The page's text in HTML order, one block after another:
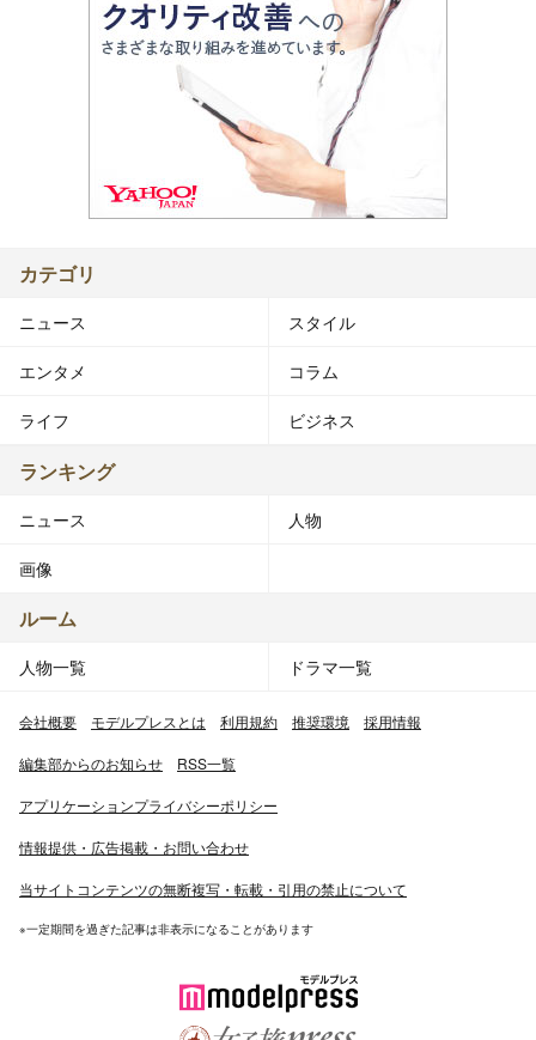
カテゴリ
ニュース スタイル
エンタメ コラム
ライフ ビジネス
ランキング
ニュース 人物
画像
ルーム
人物一覧 ドラマ一覧
会社概要 モデルプレスとは 利用規約 推奨環境 採用情報
編集部からのお知らせ RSS一覧
アプリケーションプライバシーポリシー
情報提供・広告掲載・お問い合わせ
当サイトコンテンツの無断複写・転載・引用の禁止について
※一定期間を過ぎた記事は非表示になることがあります